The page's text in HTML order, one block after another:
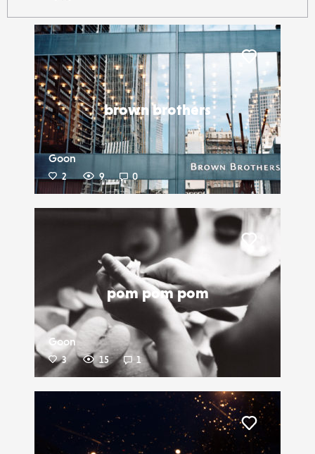
CONTACTS
ÉVÉNEMENTS
FAVORIS
brown brothers
Goon
2 9 0
Liker
pom pom pom
Goon
3 15 1